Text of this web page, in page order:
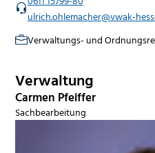
ulrich.ohlemacher@vwak-
Verwaltungs- und
Verwaltung
Carmen Pfeiffer
Sachbearbeitung